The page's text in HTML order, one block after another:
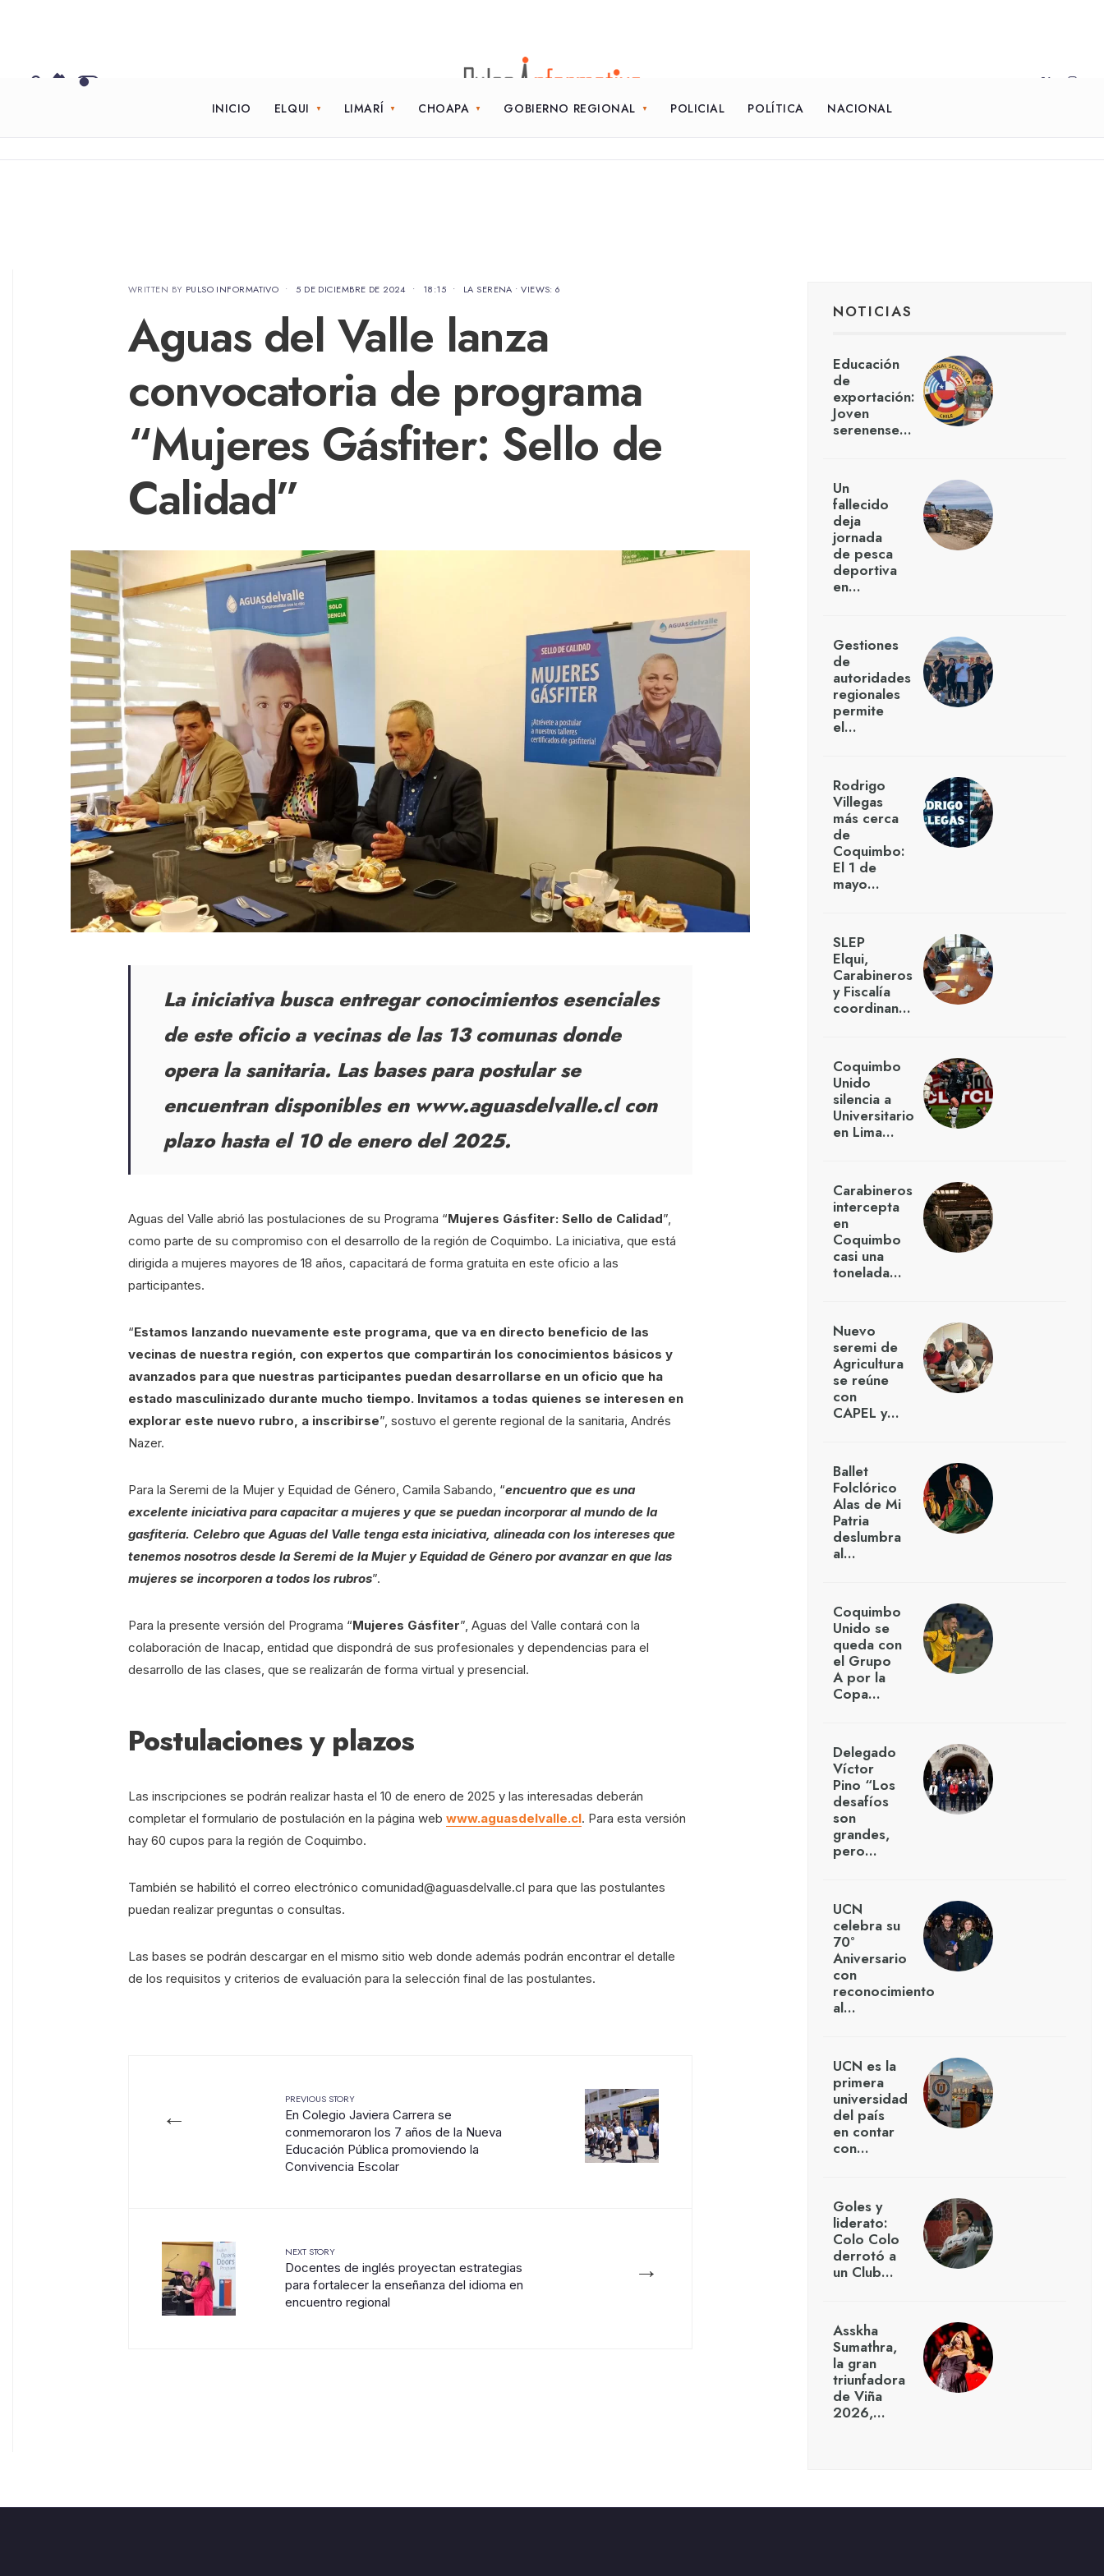
INICIO ELQUI LIMARÍ CHOAPA GOBIERNO REGIONAL POLICIAL POLÍTICA NACIONAL
WRITTEN BY PULSO INFORMATIVO • 5 DE DICIEMBRE DE 2024 • 18:15 • LA SERENA •VIEWS: 6
Aguas del Valle lanza
convocatoria de programa
“Mujeres Gásfiter: Sello de
Calidad”
La iniciativa busca entregar conocimientos esenciales
de este oficio a vecinas de las 13 comunas donde
opera la sanitaria. Las bases para postular se
encuentran disponibles en www.aguasdelvalle.cl con
plazo hasta el 10 de enero del 2025.
Aguas del Valle abrió las postulaciones de su Programa “Mujeres Gásfiter: Sello de Calidad”,
como parte de su compromiso con el desarrollo de la región de Coquimbo. La iniciativa, que está
dirigida a mujeres mayores de 18 años, capacitará de forma gratuita en este oficio a las
participantes.
“Estamos lanzando nuevamente este programa, que va en directo beneficio de las
vecinas de nuestra región, con expertos que compartirán los conocimientos básicos y
avanzados para que nuestras participantes puedan desarrollarse en un oficio que ha
estado masculinizado durante mucho tiempo. Invitamos a todas quienes se interesen en
explorar este nuevo rubro, a inscribirse”, sostuvo el gerente regional de la sanitaria, Andrés
Nazer.
Para la Seremi de la Mujer y Equidad de Género, Camila Sabando, “encuentro que es una
excelente iniciativa para capacitar a mujeres y que se puedan incorporar al mundo de la
gasfitería. Celebro que Aguas del Valle tenga esta iniciativa, alineada con los intereses que
tenemos nosotros desde la Seremi de la Mujer y Equidad de Género por avanzar en que las
mujeres se incorporen a todos los rubros”.
Para la presente versión del Programa “Mujeres Gásfiter”, Aguas del Valle contará con la
colaboración de Inacap, entidad que dispondrá de sus profesionales y dependencias para el
desarrollo de las clases, que se realizarán de forma virtual y presencial.
Postulaciones y plazos
Las inscripciones se podrán realizar hasta el 10 de enero de 2025 y las interesadas deberán
completar el formulario de postulación en la página web www.aguasdelvalle.cl. Para esta versión
hay 60 cupos para la región de Coquimbo.
También se habilitó el correo electrónico comunidad@aguasdelvalle.cl para que las postulantes
puedan realizar preguntas o consultas.
Las bases se podrán descargar en el mismo sitio web donde además podrán encontrar el detalle
de los requisitos y criterios de evaluación para la selección final de las postulantes.
←
PREVIOUS STORY
En Colegio Javiera Carrera se
conmemoraron los 7 años de la Nueva
Educación Pública promoviendo la
Convivencia Escolar
→
NEXT STORY
Docentes de inglés proyectan estrategias
para fortalecer la enseñanza del idioma en
encuentro regional
NOTICIAS
Educación
de
exportación:
Joven
serenense…
Un
fallecido
deja
jornada
de pesca
deportiva
en…
Gestiones
de
autoridades
regionales
permite
el…
Rodrigo
Villegas
más cerca
de
Coquimbo:
El 1 de
mayo…
SLEP
Elqui,
Carabineros
y Fiscalía
coordinan…
Coquimbo
Unido
silencia a
Universitario
en Lima…
Carabineros
intercepta
en
Coquimbo
casi una
tonelada…
Nuevo
seremi de
Agricultura
se reúne
con
CAPEL y…
Ballet
Folclórico
Alas de Mi
Patria
deslumbra
al…
Coquimbo
Unido se
queda con
el Grupo
A por la
Copa…
Delegado
Víctor
Pino “Los
desafíos
son
grandes,
pero…
UCN
celebra su
70°
Aniversario
con
reconocimiento
al…
UCN es la
primera
universidad
del país
en contar
con…
Goles y
liderato:
Colo Colo
derrotó a
un Club…
Asskha
Sumathra,
la gran
triunfadora
de Viña
2026,…